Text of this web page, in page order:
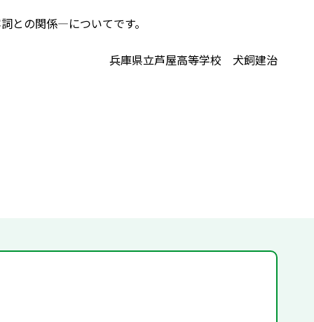
との関係―についてです。
兵庫県立芦屋高等学校 犬飼建治